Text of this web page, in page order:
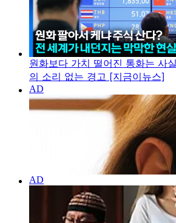
원화보다 가치 떨어진 통화는 사
의 소리 없는 경고 [지금이뉴스]